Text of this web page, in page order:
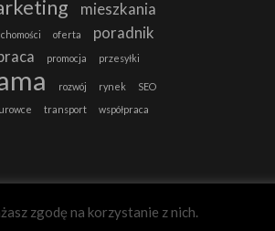
mieszkania
oferta poradnik
promocja przesyłki
rozwój rynek
SEO
transport
współpraca
B2B-MAGAZYN.PL
zgodę na korzystanie z nich.